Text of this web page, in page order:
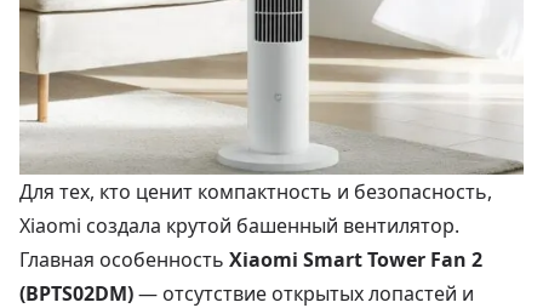
Для тех, кто ценит компактность и безопасность,
Xiaomi создала крутой башенный вентилятор.
Главная особенность Xiaomi Smart Tower Fan 2
(BPTS02DM)— отсутствие открытых лопастей и